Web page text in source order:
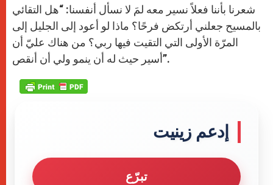
شعرنا بأننا فعلاً نسير معه لمَ لا نسأل أنفسنا: “هل التقائي
بالمسيح جعلني أرتكض فرحًا؟ ماذا لو أعود إلى الجليل إلى
المرّة الأولى التي التقيت فيها ربي؟ من هناك عليّ أن
أسير حيث له أن ينمو ولي أن أنقص”.
إدعم زينيت
تبرّع